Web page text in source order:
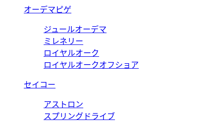
オーデマピゲ
ジュールオーデマ
ミレネリー
ロイヤルオーク
ロイヤルオークオフショア
セイコー
アストロン
スプリングドライブ